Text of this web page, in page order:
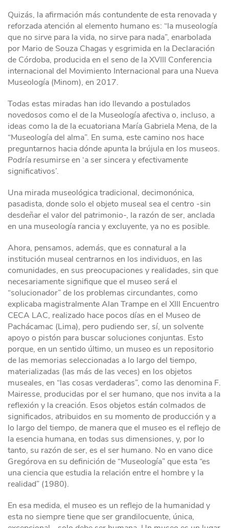
Quizás, la afirmación más contundente de esta renovada y
reforzada atención al elemento humano es: “la museología
que no sirve para la vida, no sirve para nada”, enarbolada
por Mario de Souza Chagas y esgrimida en la Declaración
de Córdoba, producida en el seno de la XVIII Conferencia
internacional del Movimiento Internacional para una Nueva
Museología (Minom), en 2017.
Todas estas miradas han ido llevando a postulados
novedosos como el de la Museología afectiva o, incluso, a
ideas como la de la ecuatoriana María Gabriela Mena, de la
“Museología del alma”. En suma, este camino nos hace
preguntarnos hacia dónde apunta la brújula en los museos.
Podría resumirse en ‘a ser sincera y efectivamente
significativos’.
Una mirada museológica tradicional, decimonónica,
pasadista, donde solo el objeto museal sea el centro -sin
desdeñar el valor del patrimonio-, la razón de ser, anclada
en una museología rancia y excluyente, ya no es posible.
Ahora, pensamos, además, que es connatural a la
institución museal centrarnos en los individuos, en las
comunidades, en sus preocupaciones y realidades, sin que
necesariamente signifique que el museo será el
“solucionador” de los problemas circundantes, como
explicaba magistralmente Alan Trampe en el XIII Encuentro
CECA LAC, realizado hace pocos días en el Museo de
Pachácamac (Lima), pero pudiendo ser, sí, un solvente
apoyo o pistón para buscar soluciones conjuntas. Esto
porque, en un sentido último, un museo es un repositorio
de las memorias seleccionadas a lo largo del tiempo,
materializadas (las más de las veces) en los objetos
museales, en “las cosas verdaderas”, como las denomina F.
Mairesse, producidas por el ser humano, que nos invita a la
reflexión y la creación. Esos objetos están colmados de
significados, atribuidos en su momento de producción y a
lo largo del tiempo, de manera que el museo es el reflejo de
la esencia humana, en todas sus dimensiones, y, por lo
tanto, su razón de ser, es el ser humano. No en vano dice
Gregórova en su definición de “Museología” que esta “es
una ciencia que estudia la relación entre el hombre y la
realidad” (1980).
En esa medida, el museo es un reflejo de la humanidad y
esta no siempre tiene que ser grandilocuente, única,